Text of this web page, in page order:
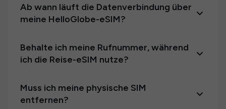
Ab wann läuft die Datenverbindung über
meine HelloGlobe-eSIM?
Behalte ich meine Rufnummer, während
ich die Reise-eSIM nutze?
Muss ich meine physische SIM
entfernen?